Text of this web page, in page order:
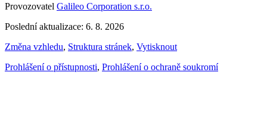
Provozovatel Galileo Corporation s.r.o.
Poslední aktualizace: 6. 8. 2026
Změna vzhledu, Struktura stránek, Vytisknout
Prohlášení o přístupnosti, Prohlášení o ochraně soukromí